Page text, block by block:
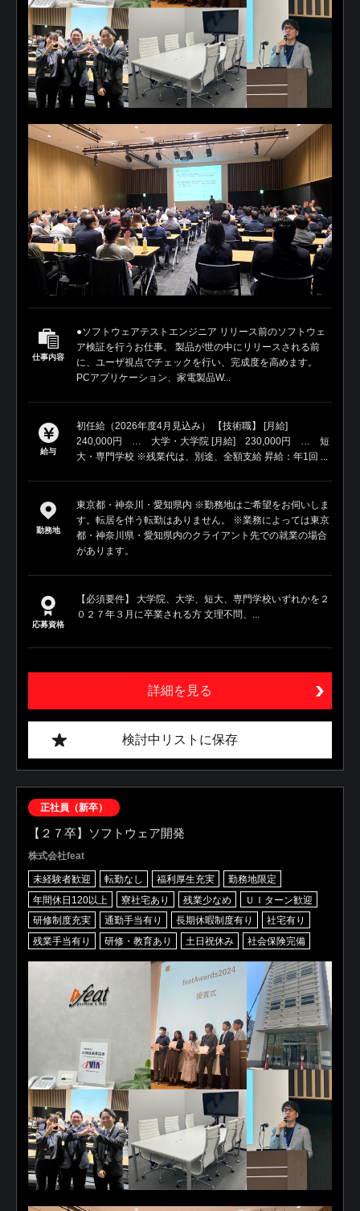
仕事内容
●ソフトウェアテストエンジニア リリース前のソフトウェ
ア検証を行うお仕事。 製品が世の中にリリースされる前
に、ユーザ視点でチェックを行い、完成度を高めます。
PCアプリケーション、家電製品W...
給与
初任給（2026年度4月見込み） 【技術職】 [月給]
240,000円 … 大学・大学院 [月給] 230,000円 … 短
大・専門学校 ※残業代は、別途、全額支給 昇給：年1回 ...
勤務地
東京都・神奈川・愛知県内 ※勤務地はご希望をお伺いしま
す。転居を伴う転勤はありません。 ※業務によっては東京
都・神奈川県・愛知県内のクライアント先での就業の場合
があります。
応募資格
【必須要件】 大学院、大学、短大、専門学校いずれかを２
０２７年３月に卒業される方 文理不問、...
詳細を見る
検討中リストに保存
正社員（新卒）
【２７卒】ソフトウェア開発
株式会社feat
未経験者歓迎 転勤なし 福利厚生充実
勤務地限定
年間休日120以上
寮社宅あり 残業少なめ
ＵＩターン歓迎
研修制度充実
通勤手当有り 長期休暇制度有り
社宅有り
残業手当有り
研修・教育あり 土日祝休み 社会保険完備